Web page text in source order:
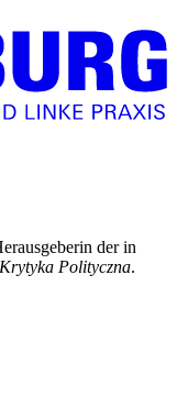
der in
Krytyka Polityczna.